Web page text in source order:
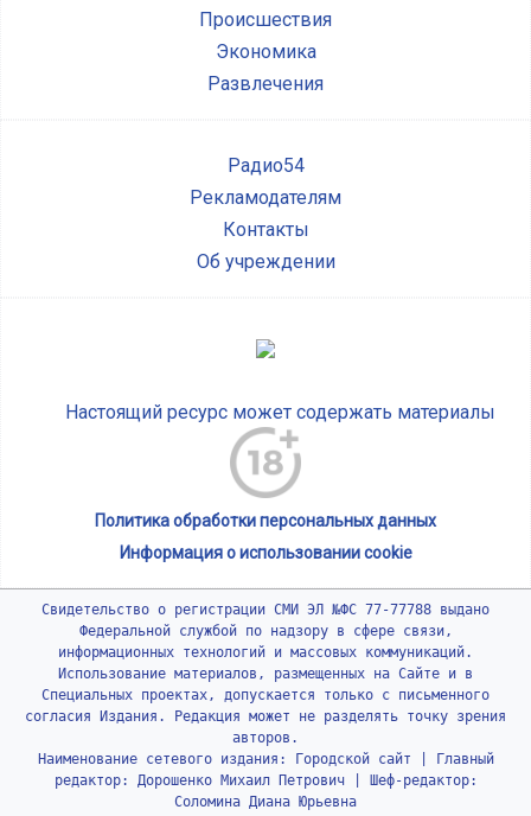
Происшествия
Экономика
Развлечения
Радио54
Рекламодателям
Контакты
Об учреждении
Настоящий ресурс может содержать материалы
Политика обработки персональных данных
Информация о использовании cookie
Свидетельство о регистрации СМИ ЭЛ №ФС 77-77788 выдано
Федеральной службой по надзору в сфере связи,
информационных технологий и массовых коммуникаций.
Использование материалов, размещенных на Сайте и в
Специальных проектах, допускается только с письменного
согласия Издания. Редакция может не разделять точку зрения
авторов.
Наименование сетевого издания: Городской сайт | Главный
редактор: Дорошенко Михаил Петрович | Шеф-редактор:
Соломина Диана Юрьевна